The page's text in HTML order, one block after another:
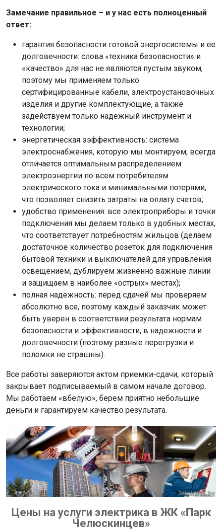
Замечание правильное – и у нас есть полноценный
ответ:
гарантия безопасности готовой энергосистемы и ее
долговечности: слова «техника безопасности» и
«качество» для нас не являются пустым звуком,
поэтому мы применяем только
сертифицированные кабели, электроустановочных
изделия и другие комплектующие, а также
задействуем только надежный инструмент и
технологии;
энергетическая ээффективность: система
электроснабжения, которую мы монтируем, всегда
отличается оптимальным распределением
электроэнергии по всем потребителям
электрического тока и минимальными потерями,
что позволяет снизить затраты на оплату счетов;
удобство применения: все электроприборы и точки
подключения мы делаем только в удобных местах,
что соответствует потребностям жильцов (делаем
достаточное количество розеток для подключения
бытовой техники и выключателей для управления
освещением, дублируем жизненно важные линии
и защищаем в наиболее «острых» местах);
полная надежность: перед сдачей мы проверяем
абсолютно все, поэтому каждый заказчик может
быть уверен в соответствии результата нормам
безопасности и эффективности, в надежности и
долговечности (поэтому разные перегрузки и
поломки не страшны).
Все работы заверяются актом приемки-сдачи, который
закрывает подписываемый в самом начале договор.
Мы работаем «вбелую», берем приятно небольшие
деньги и гарантируем качество результата.
Цены на услуги электрика в ЖК «Парк
Челюскинцев»